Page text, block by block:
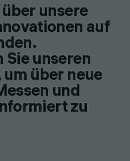
unsere
auf
unseren
über neue
und
zu